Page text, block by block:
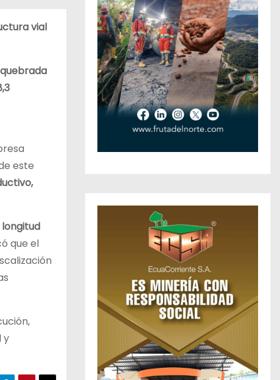
vial
este
longitud
que el
y